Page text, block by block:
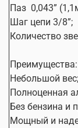
Паз 0,043”
Шаг цепи 3/8”;
Количество
Преимущества:
Небольшой вес;
Полноценная
Без бензина и
Мощный и